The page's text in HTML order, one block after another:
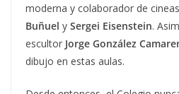
moderna y colaborador de
Buñuel y Sergei Eisenstein.
escultor Jorge González
dibujo en estas aulas.